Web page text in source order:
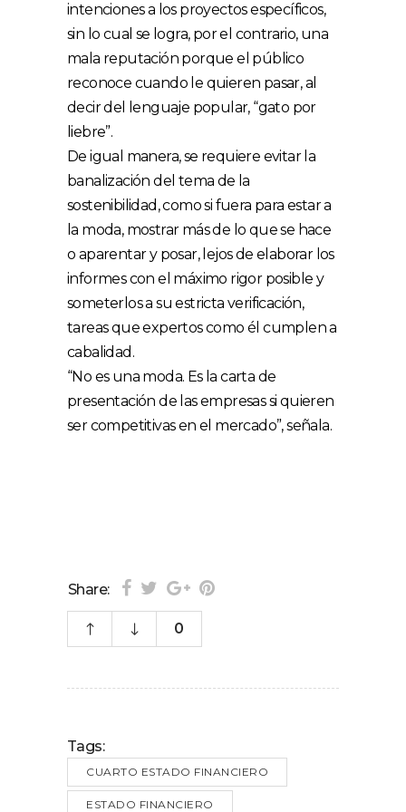
intenciones a los proyectos específicos,
sin lo cual se logra, por el contrario, una
mala reputación porque el público
reconoce cuando le quieren pasar, al
decir del lenguaje popular, “gato por
liebre”.
De igual manera, se requiere evitar la
banalización del tema de la
sostenibilidad, como si fuera para estar a
la moda, mostrar más de lo que se hace
o aparentar y posar, lejos de elaborar los
informes con el máximo rigor posible y
someterlos a su estricta verificación,
tareas que expertos como él cumplen a
cabalidad.
“No es una moda. Es la carta de
presentación de las empresas si quieren
ser competitivas en el mercado”, señala.
Share:
0
Tags:
CUARTO ESTADO FINANCIERO
ESTADO FINANCIERO